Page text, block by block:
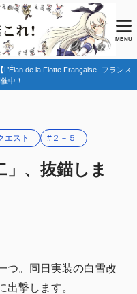
MENU
de la Flotte Française -フランス
中！
エスト #２－５
」、抜錨しま
つ。同日実装の白雪改
出撃します。